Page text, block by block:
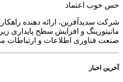
حس خوب اعتماد
شرکت سدید‌آفرین، ارائه دهنده
مانیتورینگ و افزایش سطح پایداری
صنعت فناوری اطلاعات و ارتباطات
آخرین اخبار